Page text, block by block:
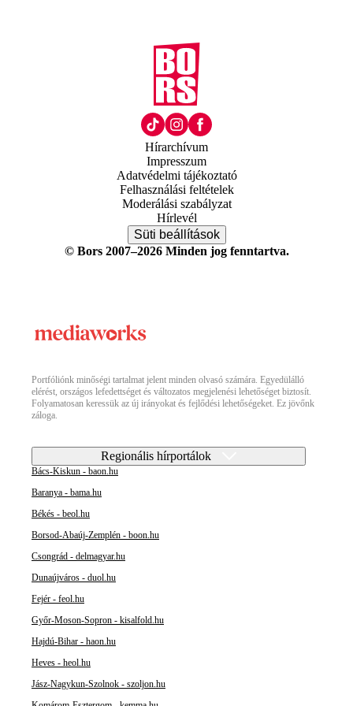
Hírarchívum
Impresszum
Adatvédelmi tájékoztató
Felhasználási feltételek
Moderálási szabályzat
Hírlevél
Süti beállítások
© Bors 2007–2026 Minden jog fenntartva.
Portfóliónk minőségi tartalmat jelent minden olvasó számára. Egyedülálló
elérést, országos lefedettséget és változatos megjelenési lehetőséget biztosít.
Folyamatosan keressük az új irányokat és fejlődési lehetőségeket. Ez jövőnk
záloga.
Regionális hírportálok
Bács-Kiskun - baon.hu
Baranya - bama.hu
Békés - beol.hu
Borsod-Abaúj-Zemplén - boon.hu
Csongrád - delmagyar.hu
Dunaújváros - duol.hu
Fejér - feol.hu
Győr-Moson-Sopron - kisalfold.hu
Hajdú-Bihar - haon.hu
Heves - heol.hu
Jász-Nagykun-Szolnok - szoljon.hu